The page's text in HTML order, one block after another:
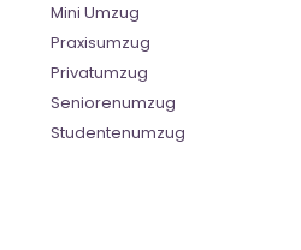
Mini Umzug
Praxisumzug
Privatumzug
Seniorenumzug
Studentenumzug